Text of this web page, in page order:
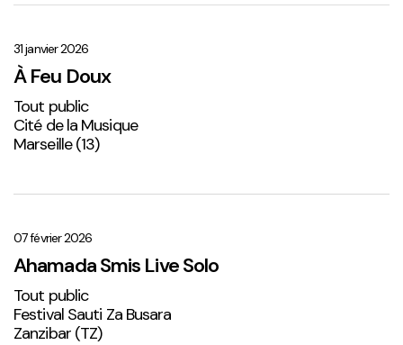
Doux
31 janvier 2026
À Feu Doux
Tout public
Cité de la Musique
Marseille (13)
Live
Solo
1
07 février 2026
Ahamada Smis Live Solo
Tout public
Festival Sauti Za Busara
Zanzibar (TZ)